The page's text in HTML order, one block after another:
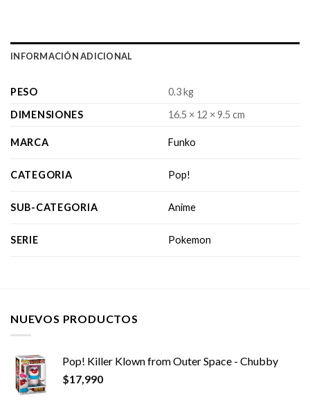
INFORMACIÓN ADICIONAL
PESO
0.3 kg
DIMENSIONES
16.5 × 12 × 9.5 cm
MARCA Funko
CATEGORIA Pop!
SUB-CATEGORIA Anime
SERIE Pokemon
NUEVOS PRODUCTOS
Pop! Killer Klown from Outer Space - Chubby
$17,990